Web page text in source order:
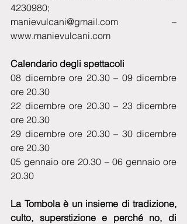
4230980;
manievulcani@gmail.com –
www.manievulcani.com
Calendario degli spettacoli
08 dicembre ore 20.30 – 09 dicembre
ore 20.30
22 dicembre ore 20.30 – 23 dicembre
ore 20.30
29 dicembre ore 20.30 – 30 dicembre
ore 20.30
05 gennaio ore 20.30 – 06 gennaio ore
20.30
La Tombola è un insieme di tradizione,
culto, superstizione e perché no, di